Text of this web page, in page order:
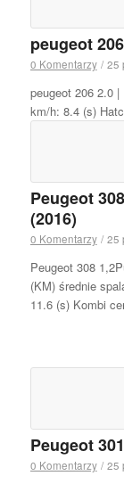
peugeot
0 Komentarzy / 25
peugeot 206 2.0
km/h: 8.4 (s)
Peugeot
(2016)
0 Komentarzy / 25
Peugeot 308
(KM) średnie
11.6 (s) Kombi
Peugeot
0 Komentarzy / 25